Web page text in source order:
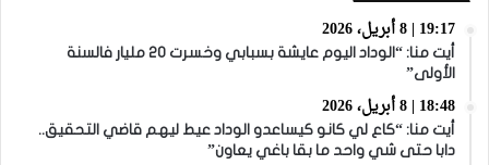
19:17 | 8 أبريل، 2026
أيت منا: “الوداد اليوم عايشة بسبابي وخسرت 20 مليار فالسنة
الأولى”
18:48 | 8 أبريل، 2026
أيت منا: “كاع لي كانو كيساعدو الوداد عيط ليهم قاضي التحقيق..
دابا حتى شي واحد ما بقا باغي يعاون”